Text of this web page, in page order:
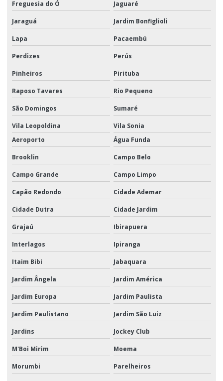
Fábrica de conjunto de amarração de cargas
Fabricante de cinta de poliéster
Fabricante de cinta de poliéster para amarração
Fabricante de cinta de poliéster para carga
Fornecedor corda bombeiro
Fornecedor corda linha de vida
Fornecedor corda para pesca
Fornecedor corda trava quedas
Fornecedor manilha inox
Gancho clévis trava
Gancho giratorio
Grampo leve
Grampo leve inox
Grampo pesado
Içamento de carga
Kit catraca cinta de amarração
Laço de cabo de aço
Freguesia do Ó Jaguaré
Jaraguá Jardim Bonfiglioli
Lapa Pacaembú
Perdizes Perús
Pinheiros Pirituba
Raposo Tavares Rio Pequeno
São Domingos Sumaré
Vila Leopoldina
Vila Sonia
Aeroporto
Água Funda
Brooklin Campo Belo
Campo Grande Campo Limpo
Capão Redondo Cidade Ademar
Cidade Dutra Cidade Jardim
Grajaú Ibirapuera
Interlagos Ipiranga
Itaim Bibi Jabaquara
Jardim Ângela Jardim América
Jardim Europa Jardim Paulista
Jardim Paulistano Jardim São Luiz
Jardins Jockey Club
M'Boi Mirim Moema
Morumbi Parelheiros